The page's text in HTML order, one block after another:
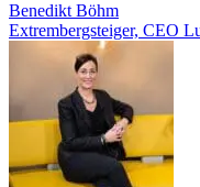
Benedikt Böhm
Extrembergsteiger, CEO